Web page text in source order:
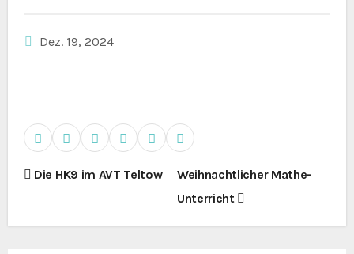
Dez. 19, 2024
BDie HK9 im AVT Teltow
Weihnachtlicher Mathe-
Unterricht